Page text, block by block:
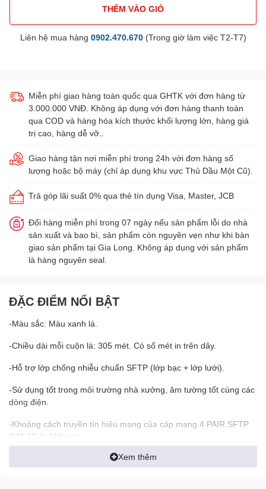
THÊM VÀO GIỎ
Liên hệ mua hàng 0902.470.670(Trong giờ làm việc T2-T7)
Miễn phí giao hàng toàn quốc qua GHTK với đơn hàng từ
3.000.000 VNĐ. Không áp dụng với đơn hàng thanh toán
qua COD và hàng hóa kích thước khối lượng lớn, hàng giá
trị cao, hàng dễ vỡ..
Giao hàng tận nơi miễn phí trong 24h với đơn hàng số
lượng hoặc bộ máy (chỉ áp dụng khu vực Thủ Dầu Một Cũ).
Trả góp lãi suất 0% qua thẻ tín dụng Visa, Master, JCB
Đổi hàng miễn phí trong 07 ngày nếu sản phẩm lỗi do nhà
sản xuất và bao bì, sản phẩm còn nguyên vẹn như khi bàn
giao sản phẩm tại Gia Long. Không áp dụng với sản phẩm
là hàng nguyên seal.
ĐẶC ĐIỂM NỔI BẬT
-Màu sắc: Màu xanh lá.
-Chiều dài mỗi cuộn là: 305 mét. Có số mét in trên dây.
-Hỗ trợ lớp chống nhiễu chuẩn SFTP (lớp bạc + lớp lưới).
-Sử dụng tốt trong môi trường nhà xưởng, âm tường tốt cùng các
dòng điện.
-Khoảng cách truyền tín hiệu mạng của cáp mạng 4 PAIR SFTP
CAT 5E là 150 mét.
-Khoảng cách này phù hợp với hầu hết các phòng máy tính và
các dự án thi công Camera.
Xem thêm